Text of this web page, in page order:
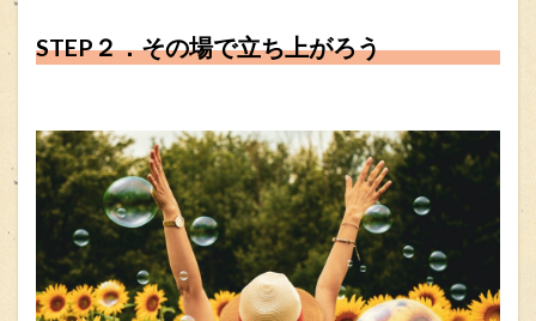
STEP２．その場で立ち上がろう